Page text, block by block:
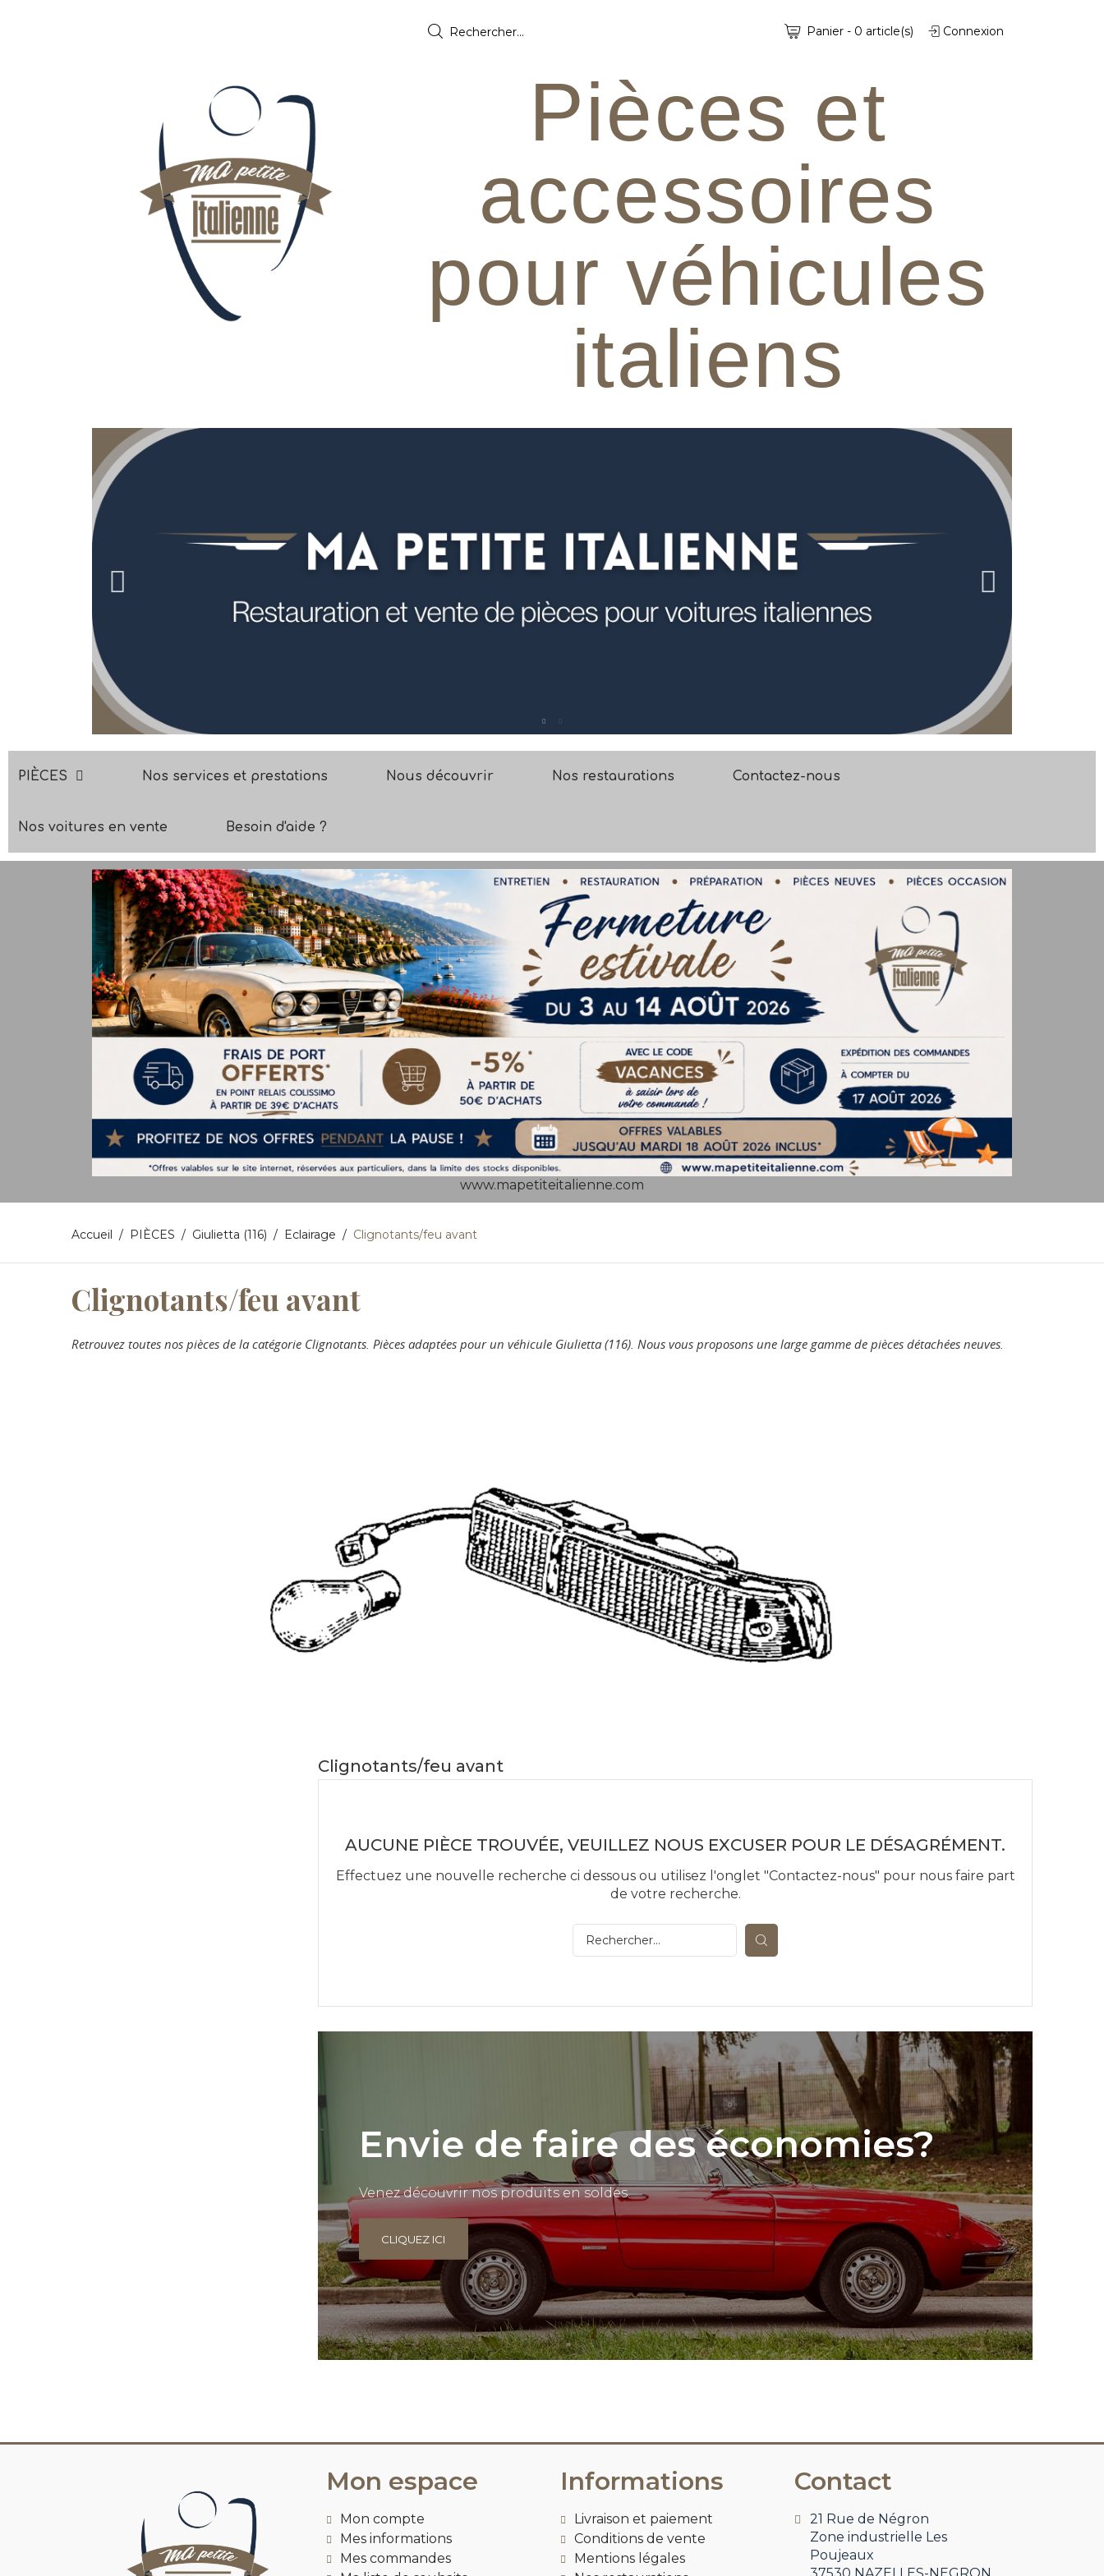
Panier - 0 article(s) Connexion
Pièces et
accessoires
pour véhicules
italiens
PIÈCES Nos services et prestations Nous découvrir Nos restaurations Contactez-nous
Nos voitures en vente Besoin d'aide ?
www.mapetiteitalienne.com
Accueil PIÈCES Giulietta (116) Eclairage Clignotants/feu avant
Clignotants/feu avant
Retrouvez toutes nos pièces de la catégorie Clignotants. Pièces adaptées pour un véhicule Giulietta (116). Nous vous proposons une large gamme de pièces détachées neuves.
Clignotants/feu avant
AUCUNE PIÈCE TROUVÉE, VEUILLEZ NOUS EXCUSER POUR LE DÉSAGRÉMENT.
Effectuez une nouvelle recherche ci dessous ou utilisez l'onglet "Contactez-nous" pour nous faire part
de votre recherche.
Envie de faire des économies?
Venez découvrir nos produits en soldes.
CLIQUEZ ICI
Mon espace
Mon compte
Mes informations
Mes commandes
Informations
Livraison et paiement
Conditions de vente
Mentions légales
Contact
21 Rue de Négron
Zone industrielle Les
Poujeaux
37530 NAZELLES-NEGRON